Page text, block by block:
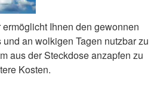
Ihnen den gewonnen
an wolkigen Tagen nutzbar zu
aus der Steckdose anzapfen zu
Kosten.